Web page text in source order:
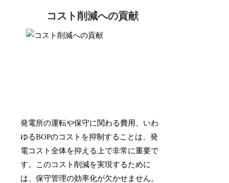
コスト削減への貢献
発電所の運転や保守に関わる費用、いわ
ゆるBOPのコストを抑制することは、発
電コスト全体を抑える上で非常に重要で
す。このコスト削減を実現するために
は、保守管理の効率化が欠かせません。